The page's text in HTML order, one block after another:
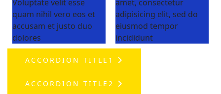
Voluptate velit esse
quam nihil vero eos et
accusam et justo duo
dolores
amet, consectetur
adipisicing elit, sed do
eiusmod tempor
incididunt
ACCORDION TITLE1
ACCORDION TITLE2